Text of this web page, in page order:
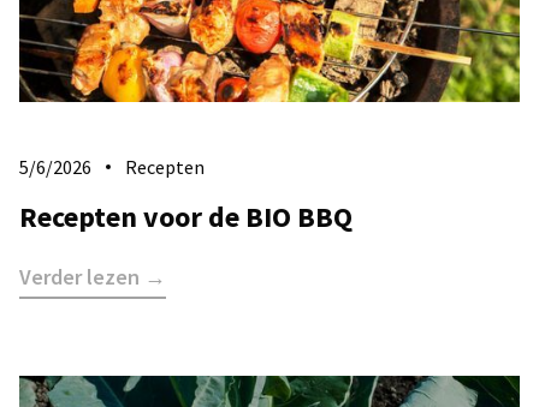
5/6/2026 Recepten
Recepten voor de BIO BBQ
Verder lezen →